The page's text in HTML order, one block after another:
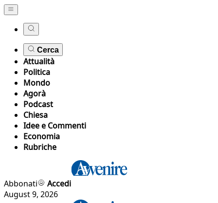
Cerca
Attualità
Politica
Mondo
Agorà
Podcast
Chiesa
Idee e Commenti
Economia
Rubriche
Abbonati
Accedi
August 9, 2026